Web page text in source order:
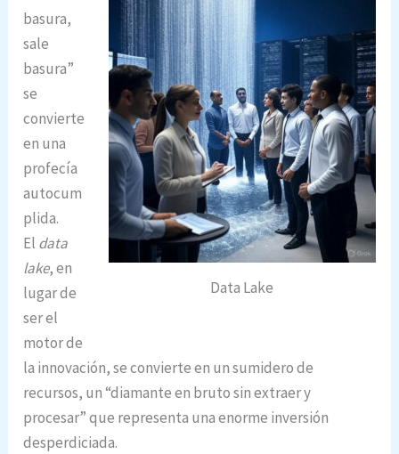
Data Lake
basura,
sale
basura”
se
convierte
en una
profecía
autocum
plida.
El data
lake, en
lugar de
ser el
motor de
la innovación, se convierte en un sumidero de
recursos, un “diamante en bruto sin extraer y
procesar” que representa una enorme inversión
desperdiciada.